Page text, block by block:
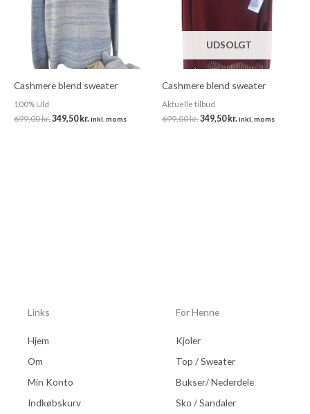
Cashmere blend sweater
100% Uld
699,00kr.349,50kr.inkl. moms
UDSOLGT
Cashmere blend sweater
Aktuelle tilbud
699,00kr.349,50kr.inkl. moms
Links
Hjem
Om
Min Konto
Indkøbskurv
For Henne
Kjoler
Top / Sweater
Bukser/ Nederdele
Sko / Sandaler